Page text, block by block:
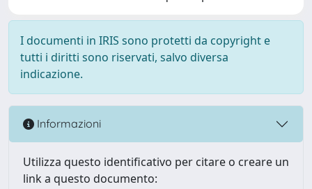
I documenti in IRIS sono protetti da copyright e
tutti i diritti sono riservati, salvo diversa
indicazione.
Informazioni
Utilizza questo identificativo per citare o creare un
link a questo documento: